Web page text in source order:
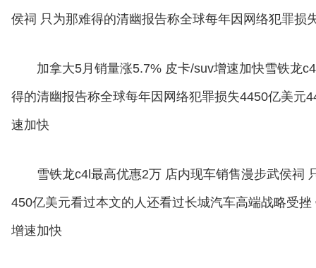
侯祠 只为那难得的清幽报告称全球每年因网络犯罪损
加拿大5月销量涨5.7% 皮卡/suv增速加快雪铁龙
得的清幽报告称全球每年因网络犯罪损失4450亿美元
速加快
雪铁龙c4l最高优惠2万 店内现车销售漫步武侯祠
450亿美元看过本文的人还看过长城汽车高端战略受
增速加快